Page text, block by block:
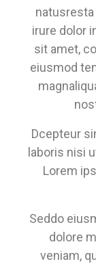
irure dolor
sit amet,
eiusmod
Dcepteur
laboris nisi
Lorem
Seddo
dolore
veniam,